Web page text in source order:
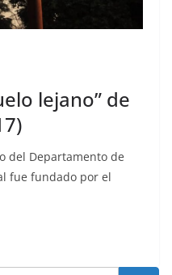
lejano” de
del Departamento de
fue fundado por el